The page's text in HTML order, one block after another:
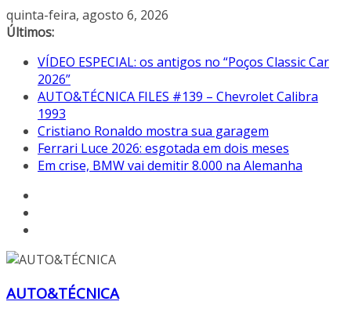
Pular
para
conteúdo
quinta-feira, agosto 6, 2026
Últimos:
VÍDEO ESPECIAL: os antigos no “Poços Classic Car
2026”
AUTO&TÉCNICA FILES #139 – Chevrolet Calibra
1993
Cristiano Ronaldo mostra sua garagem
Ferrari Luce 2026: esgotada em dois meses
Em crise, BMW vai demitir 8.000 na Alemanha
AUTO&TÉCNICA